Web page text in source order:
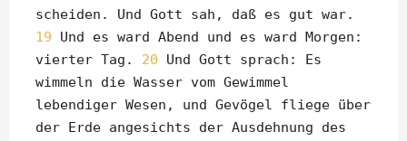
scheiden. Und Gott sah, daß es gut war.
19 Und es ward Abend und es ward Morgen:
vierter Tag. 20 Und Gott sprach: Es
wimmeln die Wasser vom Gewimmel
lebendiger Wesen, und Gevögel fliege über
der Erde angesichts der Ausdehnung des